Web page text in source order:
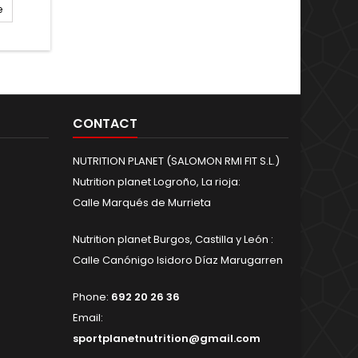
CONTACT
NUTRITION PLANET (SALOMON RMI FIT S.L.)
Nutrition planet Logroño, La rioja:
Calle Marqués de Murrieta
Nutrition planet Burgos, Castilla y León :
Calle Canónigo Isidoro Díaz Marugarren
Phone: 692 20 26 36
Email:
sportplanetnutrition@gmail.com